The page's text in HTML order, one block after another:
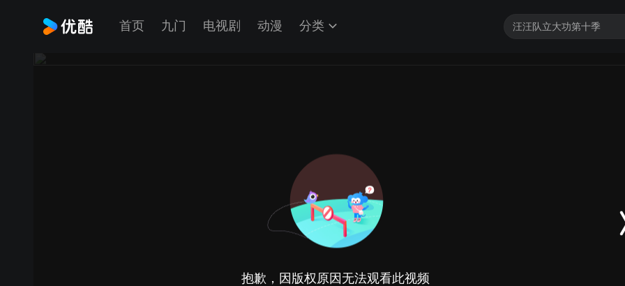
首页 九门 电视剧 动漫 分类
抱歉，因版权原因无法观看此视频